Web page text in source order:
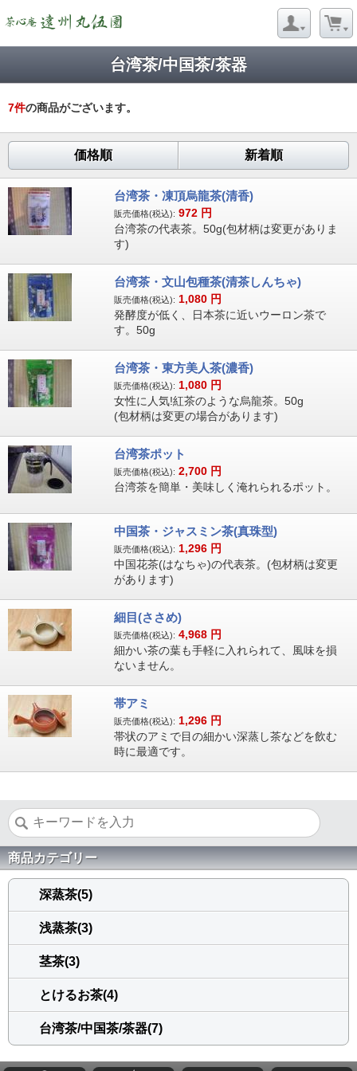
台湾茶/中国茶/茶器
7件の商品がございます。
価格順 新着順
台湾茶・凍頂烏龍茶(清香)
販売価格(税込): 972 円
台湾茶の代表茶。50g(包材柄は変更がありま
す)
台湾茶・文山包種茶(清茶しんちゃ)
販売価格(税込): 1,080 円
発酵度が低く、日本茶に近いウーロン茶で
す。50g
台湾茶・東方美人茶(濃香)
販売価格(税込): 1,080 円
女性に人気!紅茶のような烏龍茶。50g
(包材柄は変更の場合があります)
台湾茶ポット
販売価格(税込): 2,700 円
台湾茶を簡単・美味しく淹れられるポット。
中国茶・ジャスミン茶(真珠型)
販売価格(税込): 1,296 円
中国花茶(はなちゃ)の代表茶。(包材柄は変更
があります)
細目(ささめ)
販売価格(税込): 4,968 円
細かい茶の葉も手軽に入れられて、風味を損
ないません。
帯アミ
販売価格(税込): 1,296 円
帯状のアミで目の細かい深蒸し茶などを飲む
時に最適です。
商品カテゴリー
深蒸茶(5)
浅蒸茶(3)
茎茶(3)
とけるお茶(4)
台湾茶/中国茶/茶器(7)